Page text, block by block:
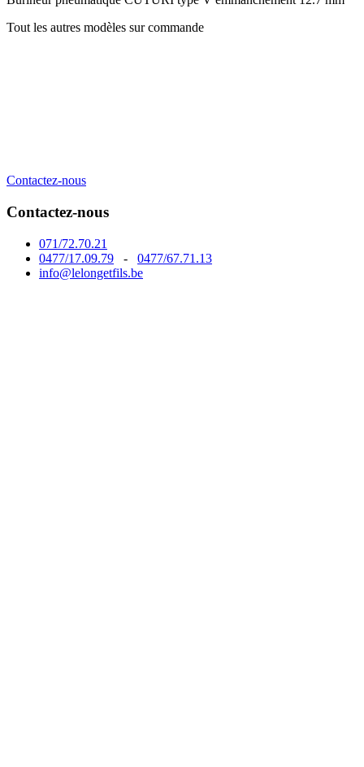
Tout les autres modèles sur commande
Contactez-nous
Contactez-nous
071/72.70.21
0477/17.09.79 - 0477/67.71.13
info@lelongetfils.be